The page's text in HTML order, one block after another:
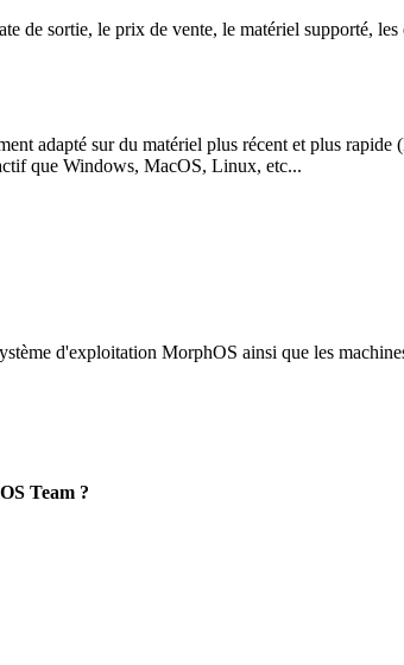
de sortie, le prix de vente, le matériel supporté,
adapté sur du matériel plus récent et plus rapide
que Windows, MacOS, Linux, etc...
d'exploitation MorphOS ainsi que les
Team ?